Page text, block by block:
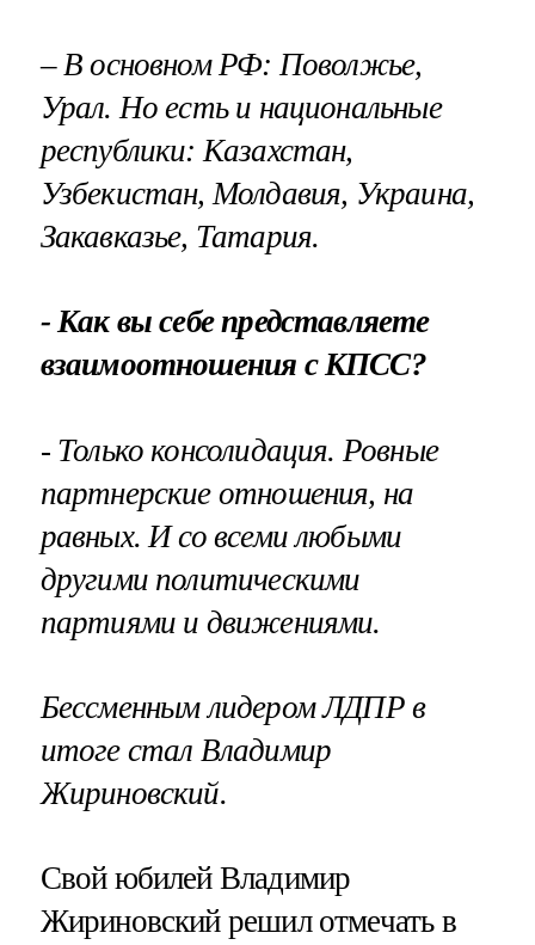
– В основном РФ: Поволжье,
Урал. Но есть и национальные
республики: Казахстан,
Узбекистан, Молдавия, Украина,
Закавказье, Татария.
- Как вы себе представляете
взаимоотношения с КПСС?
- Только консолидация. Ровные
партнерские отношения, на
равных. И со всеми любыми
другими политическими
партиями и движениями.
Бессменным лидером ЛДПР в
итоге стал Владимир
Жириновский.
Свой юбилей Владимир
Жириновский решил отмечать в